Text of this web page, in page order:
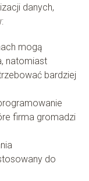
danych,
mogą
natomiast
bardziej
firma gromadzi
do